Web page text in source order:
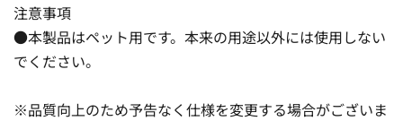
注意事項
●本製品はペット用です。本来の用途以外には使用しない
でください。
※品質向上のため予告なく仕様を変更する場合がございま